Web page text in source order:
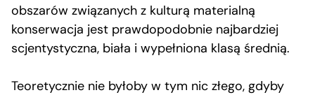
obszarów związanych z kulturą materialną
konserwacja jest prawdopodobnie najbardziej
scjentystyczna, biała i wypełniona klasą średnią.
Teoretycznie nie byłoby w tym nic złego, gdyby